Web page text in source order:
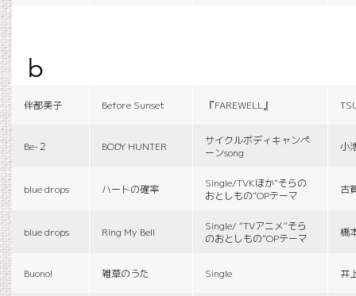
b
伴都美子 Before Sunset 『FAREWELL』
Be-２ BODY HUNTER
サイクルボディキャンペ
ーンsong
小
blue drops ハートの確率
Single/TVKほか“そらの
おとしもの”OPテーマ
古
blue drops Ring My Bell
Single/ “TVアニメ“そら
のおとしもの”OPテーマ
橋
Buono! 雑草のうた Single 井